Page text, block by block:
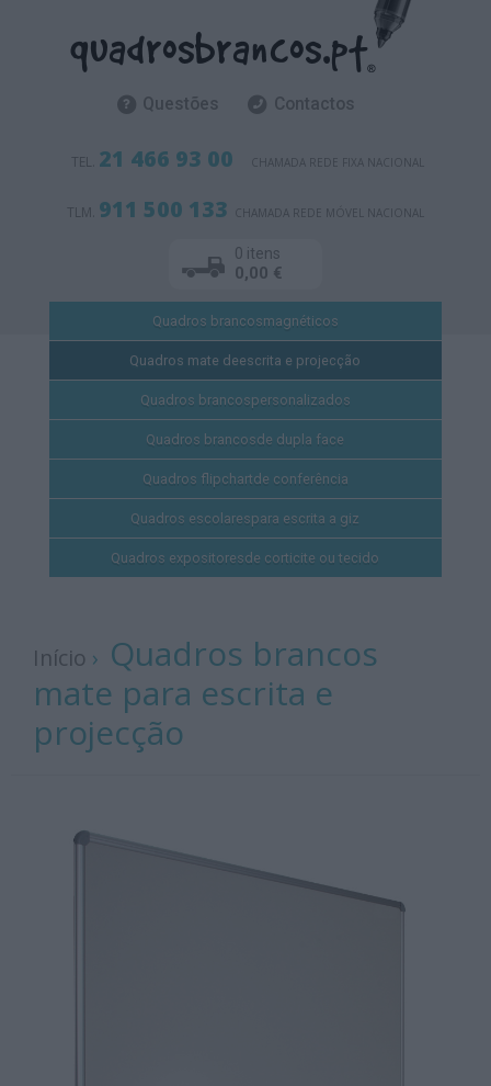
Questões Contactos
TEL. 21 466 93 00 CHAMADA REDE FIXA NACIONAL
TLM. 911 500 133 CHAMADA REDE MÓVEL NACIONAL
0 itens
0,00 €
Quadros brancosmagnéticos
Quadros mate deescrita e projecção
Quadros brancospersonalizados
Quadros brancosde dupla face
Quadros flipchartde conferência
Quadros escolarespara escrita a giz
Quadros expositoresde corticite ou tecido
Início › Quadros brancos
mate para escrita e
projecção